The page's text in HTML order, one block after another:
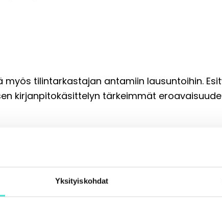
Yksityiskohdat
myös tilintarkastajan antamiin lausuntoihin.
kirjanpitokäsittelyn tärkeimmät
mukaan!
valitse itsellesi sopivin koulutusmuoto.